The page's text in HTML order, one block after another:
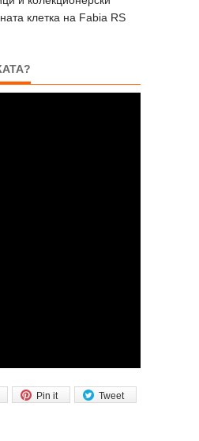
клетка на Fabia RS
Tweet
Pin it